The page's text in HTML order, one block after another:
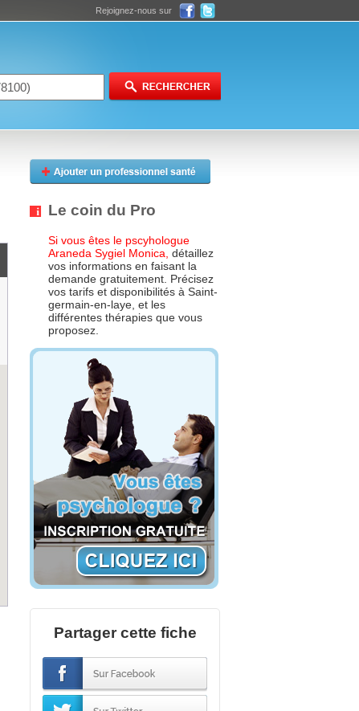
Rejoignez-nous sur
Le coin du Pro
Si vous êtes le pscyhologue
Araneda Sygiel Monica, détaillez
vos informations en faisant la
demande gratuitement. Précisez
vos tarifs et disponibilités à Saint-
germain-en-laye, et les
différentes thérapies que vous
proposez.
Partager cette fiche